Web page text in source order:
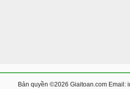
Bản quyền ©2026 Giaitoan.com Email: